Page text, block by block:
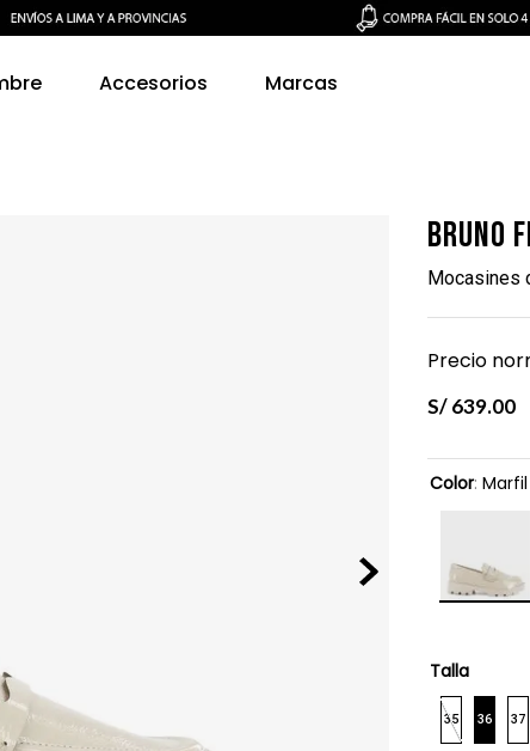
Accesorios Marcas
Bruno
Mocasines
Precio
S/ 639.00
Color: Marfil
Talla
35 36 37